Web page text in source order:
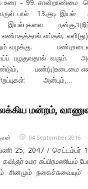
உரை – 99. சான்றாண்மை
பால் 13.குடி இயல்
இயல்புகளை
எய்தல்,
வழக்கு.
வரும்.
அன்பும்,…
மன்றம்,
04 September 2016
25, 2047 / செட்டம்பர்
உமா சுப்பிரமணியம்
நகைச்சுவையும்’